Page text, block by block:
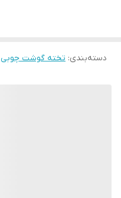
دسته‌بندی: تخته گوشت چوبی